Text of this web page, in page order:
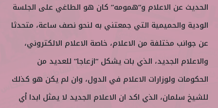
الحديث عن الاعلام و”همومه” كان هو الطاغي على الجلسة
الودية والحميمية التي جمعتني به لنحو نصف ساعة، متحدثا
عن جوانب مختلفة من الاعلام، خاصة الاعلام الالكتروني،
والاعلام الجديد، الذي بات يشكل “ازعاجا” للعديد من
الحكومات ولوزارات الاعلام في الدول، وان لم يكن هو كذلك
للشيخ سلمان، الذي اكد ان الاعلام الجديد لا يمثل ابدا أي